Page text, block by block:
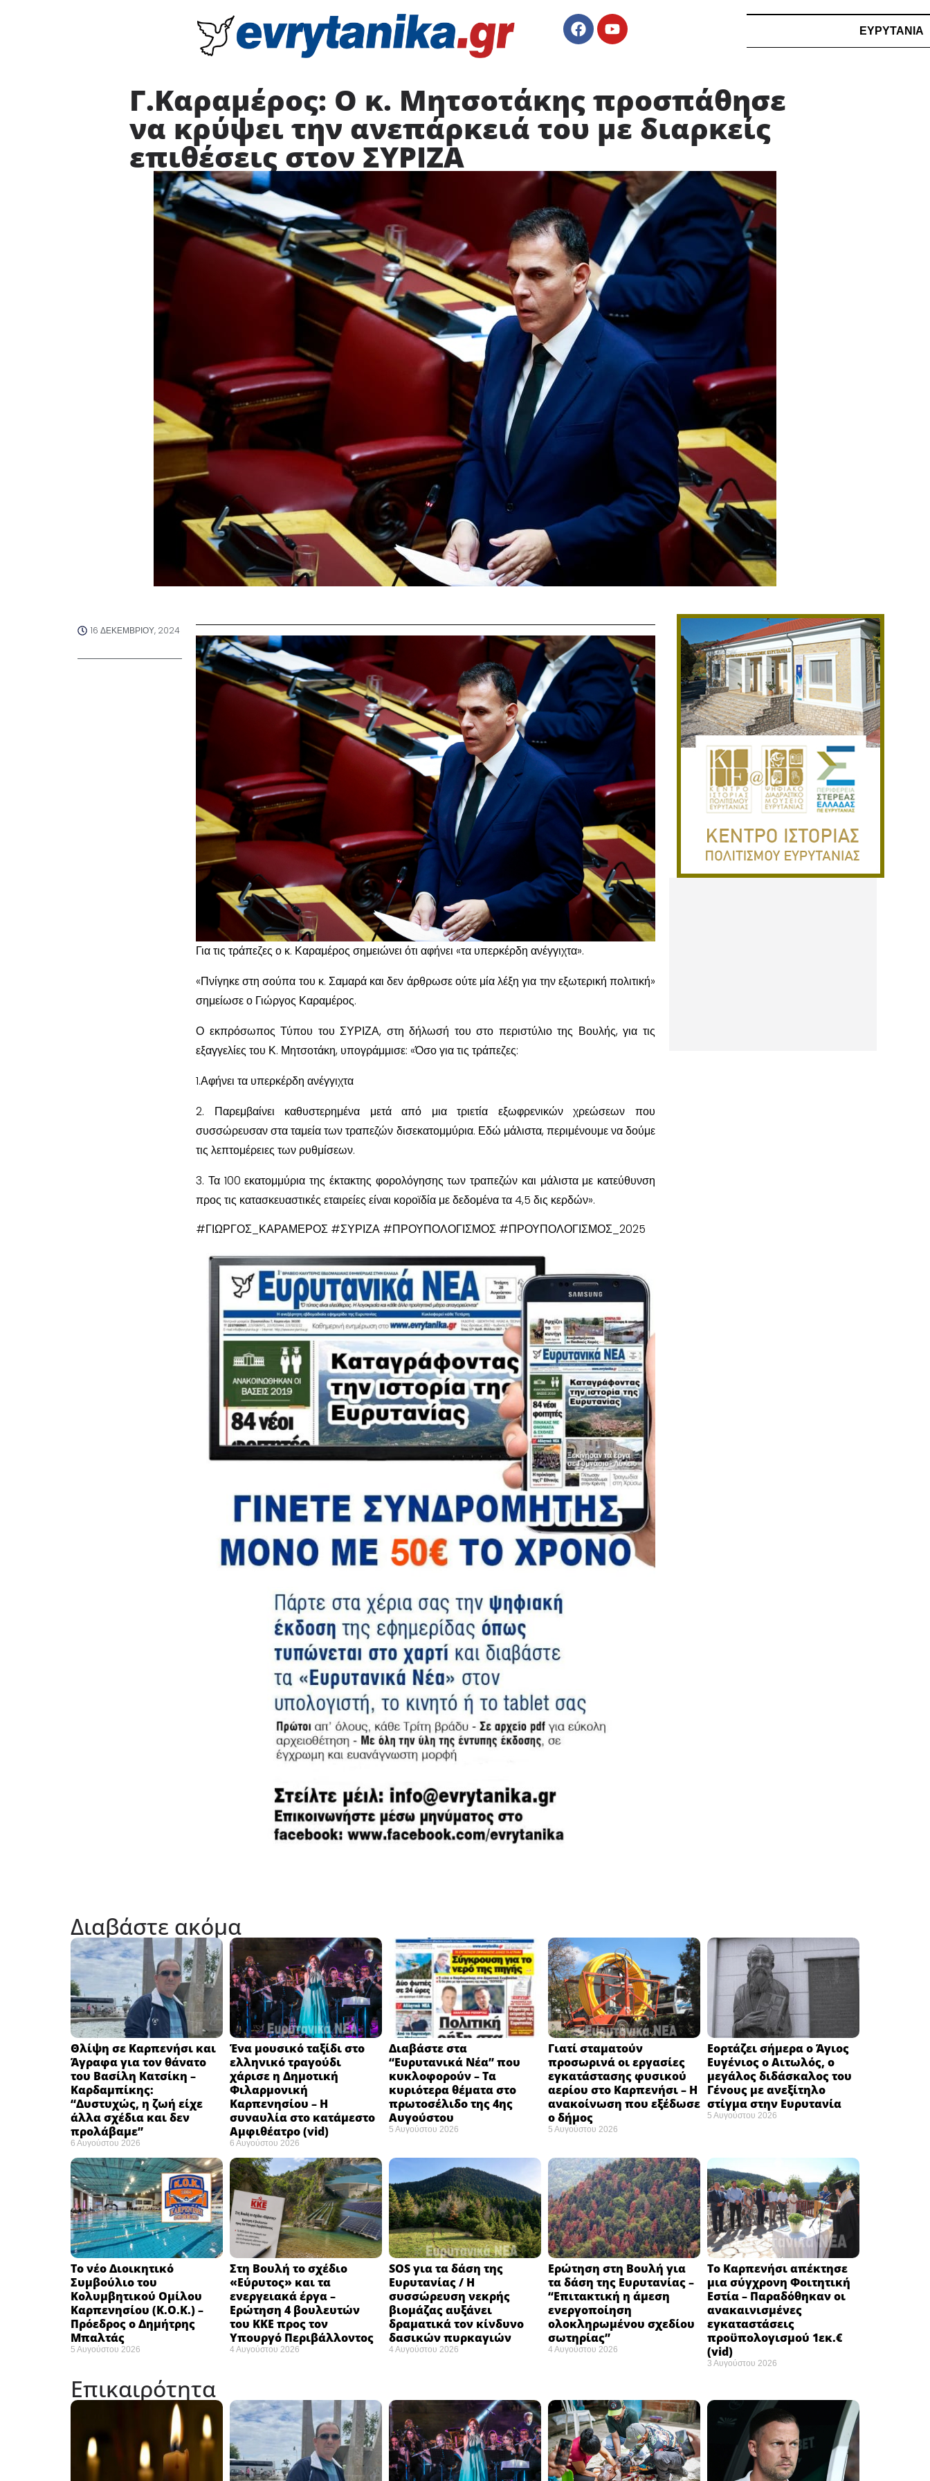
ΕΥΡΥΤΑΝΙΑ
Γ.Καραμέρος: Ο κ. Μητσοτάκης προσπάθησε
να κρύψει την ανεπάρκειά του με διαρκείς
επιθέσεις στον ΣΥΡΙΖΑ
16 ΔΕΚΕΜΒΡΊΟΥ, 2024
Για τις τράπεζες ο κ. Καραμέρος σημειώνει ότι αφήνει «τα υπερκέρδη ανέγγιχτα».
«Πνίγηκε στη σούπα του κ. Σαμαρά και δεν άρθρωσε ούτε μία λέξη για την εξωτερική πολιτική»
σημείωσε ο Γιώργος Καραμέρος.
Ο εκπρόσωπος Τύπου του ΣΥΡΙΖΑ, στη δήλωσή του στο περιστύλιο της Βουλής, για τις
εξαγγελίες του Κ. Μητσοτάκη, υπογράμμισε: «Όσο για τις τράπεζες:
1.Αφήνει τα υπερκέρδη ανέγγιχτα
2. ⁠Παρεμβαίνει καθυστερημένα μετά από μια τριετία εξωφρενικών χρεώσεων που
συσσώρευσαν στα ταμεία των τραπεζών δισεκατομμύρια. Εδώ μάλιστα, περιμένουμε να δούμε
τις λεπτομέρειες των ρυθμίσεων.
3. Τα 100 εκατομμύρια της έκτακτης φορολόγησης των τραπεζών και μάλιστα με κατεύθυνση
προς τις κατασκευαστικές εταιρείες είναι κοροϊδία με δεδομένα τα 4,5 δις κερδών».
#ΓΙΩΡΓΟΣ_ΚΑΡΑΜΕΡΟΣ #ΣΥΡΙΖΑ #ΠΡΟΥΠΟΛΟΓΙΣΜΟΣ #ΠΡΟΥΠΟΛΟΓΙΣΜΟΣ_2025
Διαβάστε ακόμα
Θλίψη σε Καρπενήσι και
Άγραφα για τον θάνατο
του Βασίλη Κατσίκη –
Καρδαμπίκης:
“Δυστυχώς, η ζωή είχε
άλλα σχέδια και δεν
προλάβαμε”
6 Αυγούστου 2026
Ένα μουσικό ταξίδι στο
ελληνικό τραγούδι
χάρισε η Δημοτική
Φιλαρμονική
Καρπενησίου – Η
συναυλία στο κατάμεστο
Αμφιθέατρο (vid)
6 Αυγούστου 2026
Διαβάστε στα
“Ευρυτανικά Νέα” που
κυκλοφορούν – Τα
κυριότερα θέματα στο
πρωτοσέλιδο της 4ης
Αυγούστου
5 Αυγούστου 2026
Γιατί σταματούν
προσωρινά οι εργασίες
εγκατάστασης φυσικού
αερίου στο Καρπενήσι – Η
ανακοίνωση που εξέδωσε
ο δήμος
5 Αυγούστου 2026
Εορτάζει σήμερα ο Άγιος
Ευγένιος ο Αιτωλός, ο
μεγάλος διδάσκαλος του
Γένους με ανεξίτηλο
στίγμα στην Ευρυτανία
5 Αυγούστου 2026
Το νέο Διοικητικό
Συμβούλιο του
Κολυμβητικού Ομίλου
Καρπενησίου (Κ.Ο.Κ.) –
Πρόεδρος ο Δημήτρης
Μπαλτάς
5 Αυγούστου 2026
Στη Βουλή το σχέδιο
«Εύρυτος» και τα
ενεργειακά έργα –
Ερώτηση 4 βουλευτών
του ΚΚΕ προς τον
Υπουργό Περιβάλλοντος
4 Αυγούστου 2026
SOS για τα δάση της
Ευρυτανίας / Η
συσσώρευση νεκρής
βιομάζας αυξάνει
δραματικά τον κίνδυνο
δασικών πυρκαγιών
4 Αυγούστου 2026
Ερώτηση στη Βουλή για
τα δάση της Ευρυτανίας –
“Eπιτακτική η άμεση
ενεργοποίηση
ολοκληρωμένου σχεδίου
σωτηρίας”
4 Αυγούστου 2026
Το Καρπενήσι απέκτησε
μια σύγχρονη Φοιτητική
Εστία – Παραδόθηκαν οι
ανακαινισμένες
εγκαταστάσεις
προϋπολογισμού 1εκ.€
(vid)
3 Αυγούστου 2026
Επικαιρότητα